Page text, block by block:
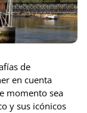
de
en cuenta
momento sea
y sus icónicos